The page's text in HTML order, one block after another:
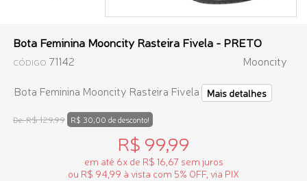
Bota Feminina Mooncity Rasteira Fivela - PRETO
CÓDIGO 71142
Mooncity
Bota Feminina Mooncity Rasteira Fivela
Mais detalhes
De:R$ 129,99 R$ 30,00 de desconto!
R$ 99,99
em até 6x de R$ 16,67 sem juros
ou R$ 94,99 à vista com 5% OFF, via PIX